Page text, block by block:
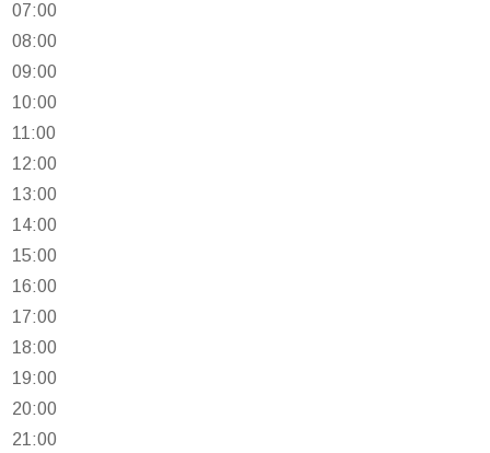
07:00
08:00
09:00
10:00
11:00
12:00
13:00
14:00
15:00
16:00
17:00
18:00
19:00
20:00
21:00